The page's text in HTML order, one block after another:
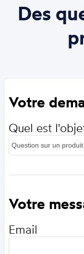
Des
Votre
Quel est
Votre
Email